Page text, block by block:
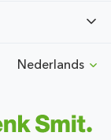
Nederlands